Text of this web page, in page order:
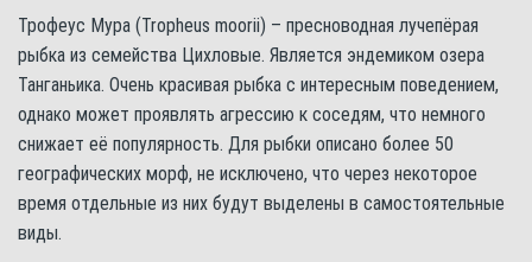
Трофеус Мура (Tropheus moorii) – пресноводная лучепёрая
рыбка из семейства Цихловые. Является эндемиком озера
Танганьика. Очень красивая рыбка с интересным поведением,
однако может проявлять агрессию к соседям, что немного
снижает её популярность. Для рыбки описано более 50
географических морф, не исключено, что через некоторое
время отдельные из них будут выделены в самостоятельные
виды.